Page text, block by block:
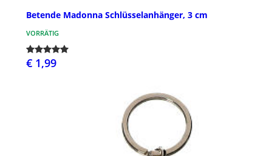
Betende Madonna Schlüsselanhänger, 3 cm
VORRÄTIG
€ 1,99